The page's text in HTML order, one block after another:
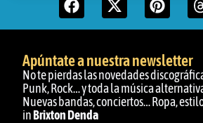
Apúntate a nuestra newsletter
No te pierdas las novedades
Punk, Rock… y toda la música
Nuevas bandas, conciertos… Ropa,
inBrixton Denda